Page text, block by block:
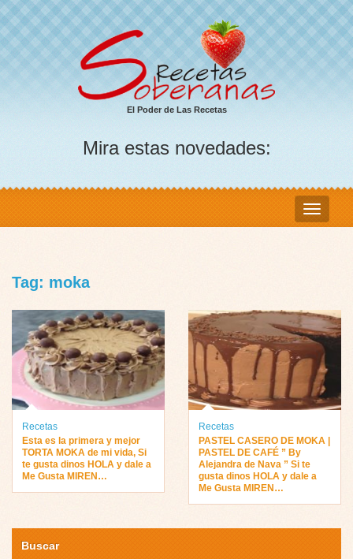
El Poder de Las Recetas
Mira estas novedades:
Tag: moka
Recetas
Esta es la primera y mejor
TORTA MOKA de mi vida, Si
te gusta dinos HOLA y dale a
Me Gusta MIREN…
Recetas
PASTEL CASERO DE MOKA |
PASTEL DE CAFÉ ” By
Alejandra de Nava ” Si te
gusta dinos HOLA y dale a
Me Gusta MIREN…
Buscar